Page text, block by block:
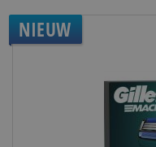
NIEUW